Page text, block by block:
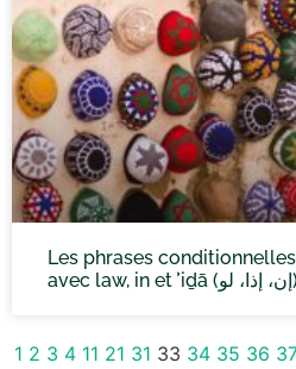
Les phrases
avec law, in et ʾiḏā (إن، إذا، لو)
1 2 3 4 11 21 31 33 34 35 36